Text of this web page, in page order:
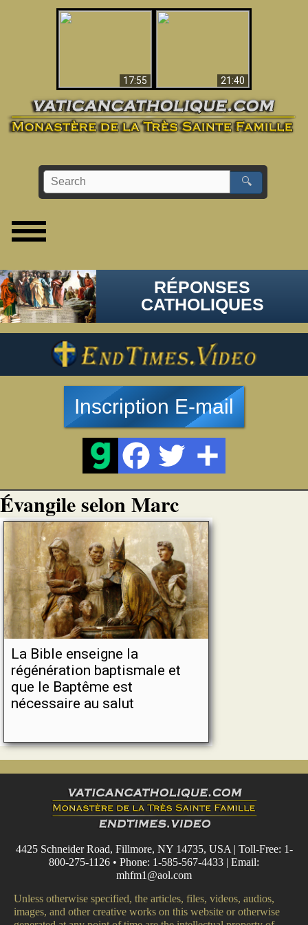
17:55
21:40
🔍
RÉPONSES
CATHOLIQUES
Inscription E-mail
Évangile selon Marc
La Bible enseigne la
régénération baptismale et
que le Baptême est
nécessaire au salut
4425 Schneider Road, Fillmore, NY 14735, USA | Toll-Free: 1-
800-275-1126 • Phone: 1-585-567-4433 | Email:
mhfm1@aol.com
Unless otherwise specified, the articles, files, videos, audios,
images, and other creative works on this website or otherwise